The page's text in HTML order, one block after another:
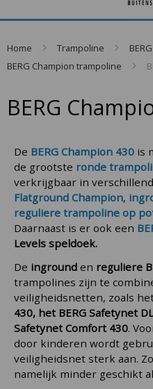
Home Trampoline
BERG Champion trampoline
BERG
De BERG Champion 430 is
de grootste ronde
verkrijgbaar in
Flatground Champion,
reguliere trampoline op
Daarnaast is er ook een
Levels speldoek.
De inground en reguliere
trampolines zijn te
veiligheidsnetten, zoals
430, het BERG Safetynet
Safetynet Comfort 430.
door kinderen wordt
veiligheidsnet sterk aan.
namelijk minder geschikt